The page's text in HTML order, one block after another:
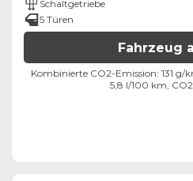
Schaltgetriebe
5 Türen
Fahrzeug
Kombinierte CO2-Emission: 131 g/
5,8 l/100 km,